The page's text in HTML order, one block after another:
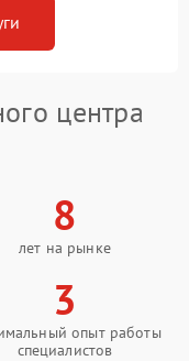
центра
8
лет на рынке
3
опыт работы
специалистов